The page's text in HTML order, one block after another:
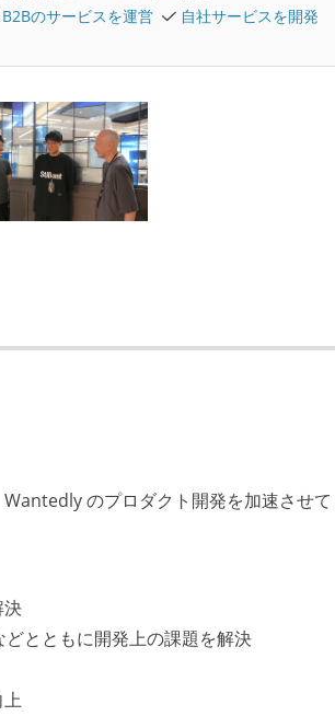
B2Bのサービスを運営
自社サービスを開発
のプロダクト開発を加速させ
決
とともに開発上の課題を解決